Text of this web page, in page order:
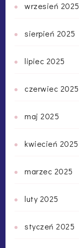
wrzesień 2025
sierpień 2025
lipiec 2025
czerwiec 2025
maj 2025
kwiecień 2025
marzec 2025
luty 2025
styczeń 2025